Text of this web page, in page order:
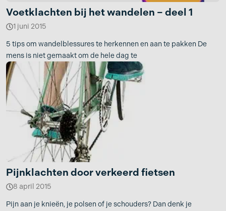
Voetklachten bij het wandelen – deel 1
1 juni 2015
5 tips om wandelblessures te herkennen en aan te pakken De
mens is niet gemaakt om de hele dag te
Pijnklachten door verkeerd fietsen
8 april 2015
Pijn aan je knieën, je polsen of je schouders? Dan denk je